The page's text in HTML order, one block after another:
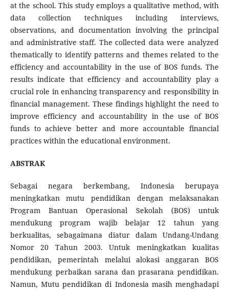
at the school. This study employs a qualitative method, with
data collection techniques including interviews,
observations, and documentation involving the principal
and administrative staff. The collected data were analyzed
thematically to identify patterns and themes related to the
efficiency and accountability in the use of BOS funds. The
results indicate that efficiency and accountability play a
crucial role in enhancing transparency and responsibility in
financial management. These findings highlight the need to
improve efficiency and accountability in the use of BOS
funds to achieve better and more accountable financial
practices within the educational environment.
ABSTRAK
Sebagai negara berkembang, Indonesia berupaya
meningkatkan mutu pendidikan dengan melaksanakan
Program Bantuan Operasional Sekolah (BOS) untuk
mendukung program wajib belajar 12 tahun yang
berkualitas, sebagaimana diatur dalam Undang-Undang
Nomor 20 Tahun 2003. Untuk meningkatkan kualitas
pendidikan, pemerintah melalui alokasi anggaran BOS
mendukung perbaikan sarana dan prasarana pendidikan.
Namun, Mutu pendidikan di Indonesia masih menghadapi